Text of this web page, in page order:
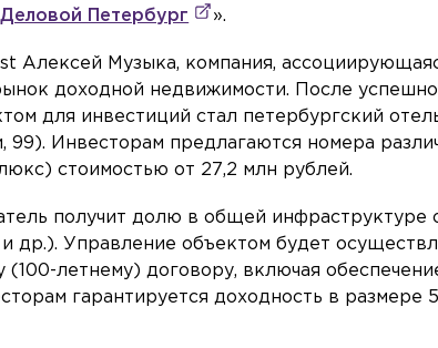
Деловой Петербург ».
Алексей Музыка, компания,
доходной недвижимости. После
для инвестиций стал петербургский
Инвесторам предлагаются номера
стоимостью от 27,2 млн рублей.
получит долю в общей инфраструктуре
др.). Управление объектом будет
летнему) договору, включая
гарантируется доходность в размере